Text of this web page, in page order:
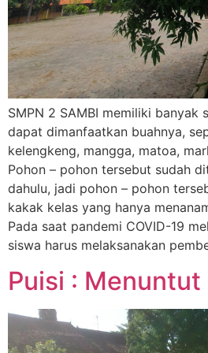
SMPN 2 SAMBI memiliki banyak
dapat dimanfaatkan buahnya,
kelengkeng, mangga, matoa,
Pohon – pohon tersebut sudah
dahulu, jadi pohon – pohon
kakak kelas yang hanya
Pada saat pandemi COVID-19
siswa harus melaksanakan
Puisi : Menuntut